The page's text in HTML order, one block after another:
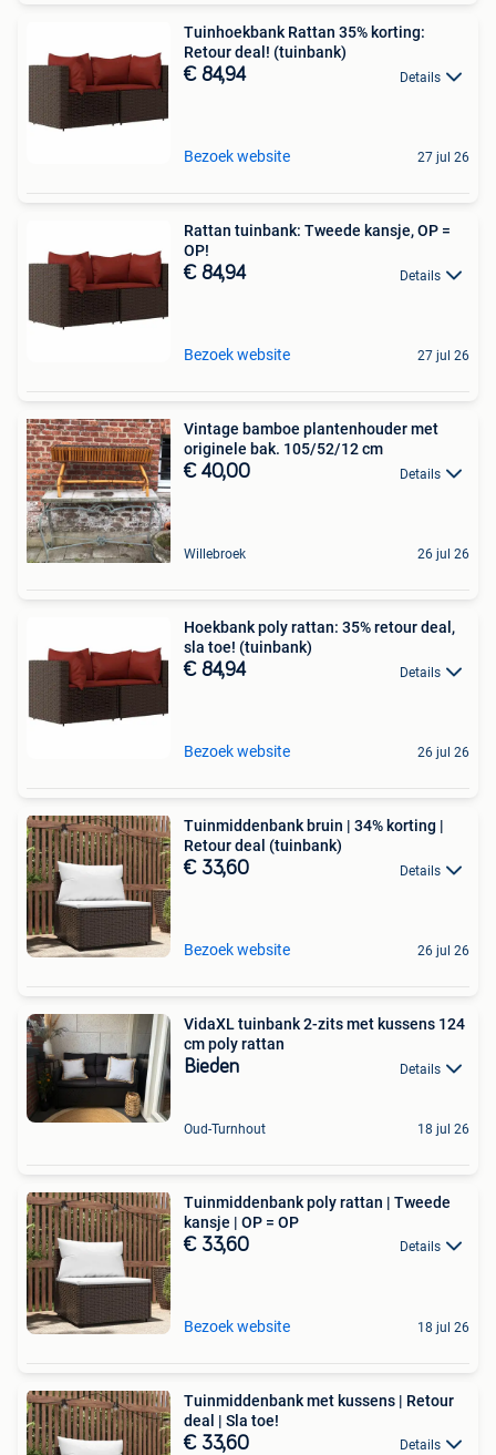
Tuinhoekbank Rattan 35% korting:
Retour deal! (tuinbank)
€ 84,94 Details
Bezoek website 27 jul 26
Rattan tuinbank: Tweede kansje, OP =
OP!
€ 84,94 Details
Bezoek website 27 jul 26
Vintage bamboe plantenhouder met
originele bak. 105/52/12 cm
€ 40,00 Details
Willebroek 26 jul 26
Hoekbank poly rattan: 35% retour deal,
sla toe! (tuinbank)
€ 84,94 Details
Bezoek website 26 jul 26
Tuinmiddenbank bruin | 34% korting |
Retour deal (tuinbank)
€ 33,60 Details
Bezoek website 26 jul 26
VidaXL tuinbank 2-zits met kussens 124
cm poly rattan
Bieden Details
Oud-Turnhout 18 jul 26
Tuinmiddenbank poly rattan | Tweede
kansje | OP = OP
€ 33,60 Details
Bezoek website 18 jul 26
Tuinmiddenbank met kussens | Retour
deal | Sla toe!
€ 33,60 Details